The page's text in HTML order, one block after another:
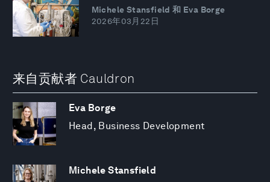
Michele Stansfield 和 Eva Borge
2026年03月22日
来自贡献者 Cauldron
Eva Borge
Head, Business Development
Michele Stansfield